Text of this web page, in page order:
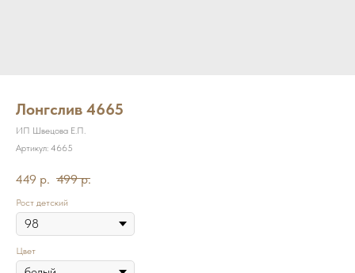
Лонгслив 4665
ИП Швецова Е.П.
Артикул: 4665
449 р. 499 р.
Рост детский
Цвет